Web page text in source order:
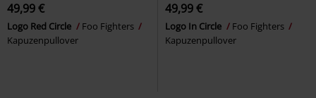
49,99 €
Logo Red Circle
Foo Fighters
Kapuzenpullover
49,99 €
Logo In Circle
Foo Fighters
Kapuzenpullover